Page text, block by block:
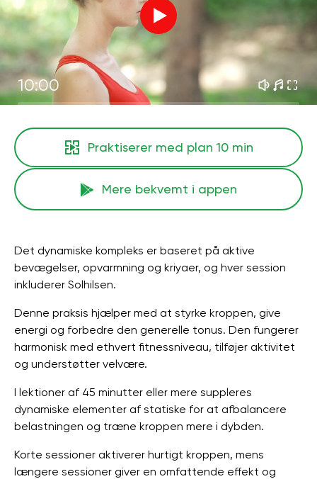
10:00
Praktiserer med plan 10 min
Mere bekvemt i appen
Det dynamiske kompleks er baseret på aktive
bevægelser, opvarmning og kriyaer, og hver session
inkluderer Solhilsen.
Denne praksis hjælper med at styrke kroppen, give
energi og forbedre den generelle tonus. Den fungerer
harmonisk med ethvert fitnessniveau, tilføjer aktivitet
og understøtter velvære.
I lektioner af 45 minutter eller mere suppleres
dynamiske elementer af statiske for at afbalancere
belastningen og træne kroppen mere i dybden.
Korte sessioner aktiverer hurtigt kroppen, mens
længere sessioner giver en omfattende effekt og